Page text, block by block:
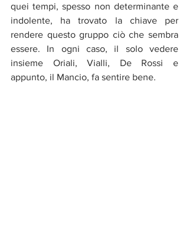
quei tempi, spesso non determinante e
indolente, ha trovato la chiave per
rendere questo gruppo ciò che sembra
essere. In ogni caso, il solo vedere
insieme Oriali, Vialli, De Rossi e
appunto, il Mancio, fa sentire bene.